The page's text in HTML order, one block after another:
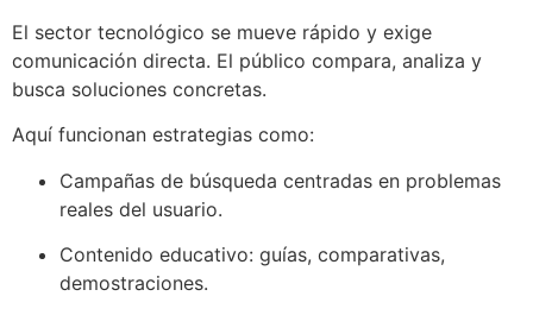
El sector tecnológico se mueve rápido y exige
comunicación directa. El público compara, analiza y
busca soluciones concretas.
Aquí funcionan estrategias como:
Campañas de búsqueda centradas en problemas
reales del usuario.
Contenido educativo: guías, comparativas,
demostraciones.